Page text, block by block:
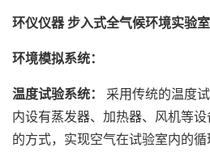
环仪仪器 步入式全气候环境实验室
环境模拟系统：
温度试验系统：
采用传统的温度
内设有蒸发器、加热器、风机等
的方式，实现空气在试验室内的循